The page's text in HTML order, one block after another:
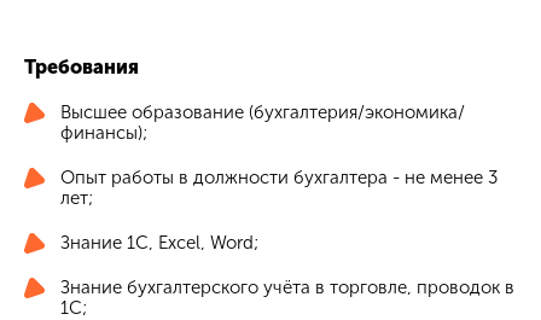
Требования
Высшее образование (бухгалтерия/экономика/
финансы);
Опыт работы в должности бухгалтера - не менее 3
лет;
Знание 1С, Excel, Word;
Знание бухгалтерского учёта в торговле, проводок в
1С;